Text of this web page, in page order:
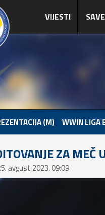
VIJESTI
(M) WWIN LIGA
ZA MEČ
avgust 2023. 09:09